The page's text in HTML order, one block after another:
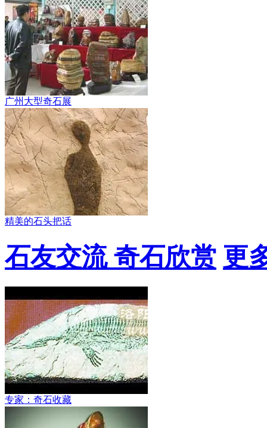
广州大型奇石展
精美的石头把话
石友交流 奇石欣赏 更
专家：奇石收藏